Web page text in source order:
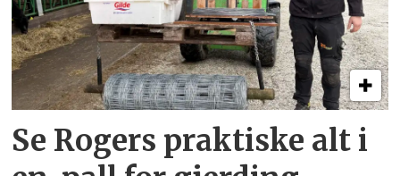
Se Rogers praktiske alt i